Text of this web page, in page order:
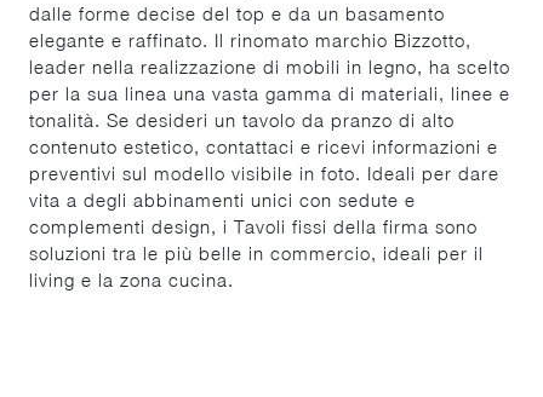
dalle forme decise del top e da un basamento
elegante e raffinato. Il rinomato marchio Bizzotto,
leader nella realizzazione di mobili in legno, ha scelto
per la sua linea una vasta gamma di materiali, linee e
tonalità. Se desideri un tavolo da pranzo di alto
contenuto estetico, contattaci e ricevi informazioni e
preventivi sul modello visibile in foto. Ideali per dare
vita a degli abbinamenti unici con sedute e
complementi design, i Tavoli fissi della firma sono
soluzioni tra le più belle in commercio, ideali per il
living e la zona cucina.